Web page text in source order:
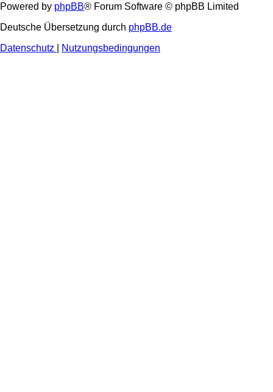
Powered by phpBB® Forum Software © phpBB Limited
Deutsche Übersetzung durch phpBB.de
Datenschutz
Nutzungsbedingungen